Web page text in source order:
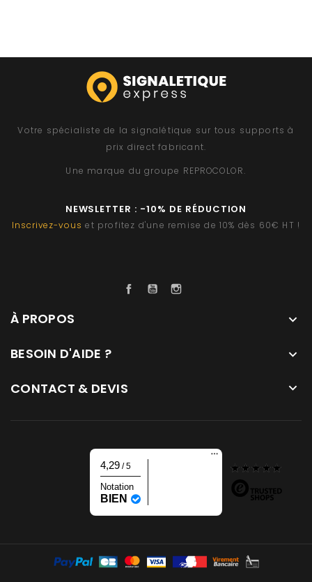
Votre spécialiste de la signalétique sur tous supports à
prix direct fabricant.
Une marque du groupe REPROCOLOR.
NEWSLETTER : -10% DE RÉDUCTION
Inscrivez-vous et profitez d'une remise de 10% dès 60€ HT !
FacebookYouTube
À PROPOS 
BESOIN D'AIDE ? 
CONTACT & DEVIS 
4,29 / 5
Notation
BIEN